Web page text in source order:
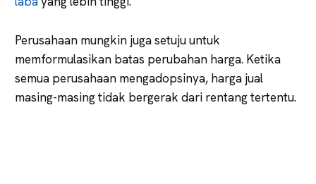
Perusahaan mungkin juga setuju untuk
memformulasikan batas perubahan harga. Ketika
semua perusahaan mengadopsinya, harga jual
masing-masing tidak bergerak dari rentang tertentu.